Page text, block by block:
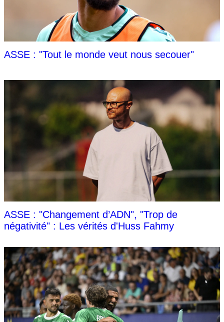
ASSE : "Tout le monde veut nous secouer"
ASSE : "Changement d’ADN", "Trop de
négativité" : Les vérités d'Huss Fahmy